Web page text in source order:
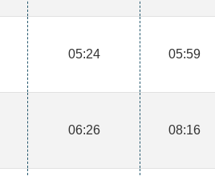
05:24 05:59
06:26 08:16